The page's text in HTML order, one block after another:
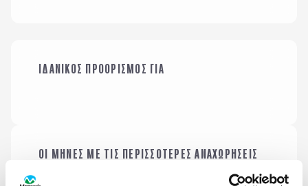
ΙΔΑΝΙΚΟΣ ΠΡΟΟΡΙΣΜΟΣ ΓΙΑ
ΟΙΚΟΓΕΝΕΙΑ ΜΕ
ΠΑΙΔΙΑ
ΟΙ ΜΗΝΕΣ ΜΕ ΤΙΣ ΠΕΡΙΣΣΟΤΕΡΕΣ ΑΝΑΧΩΡΗΣΕΙΣ
ΙΑΝΟΥΑΡΙΟΣ